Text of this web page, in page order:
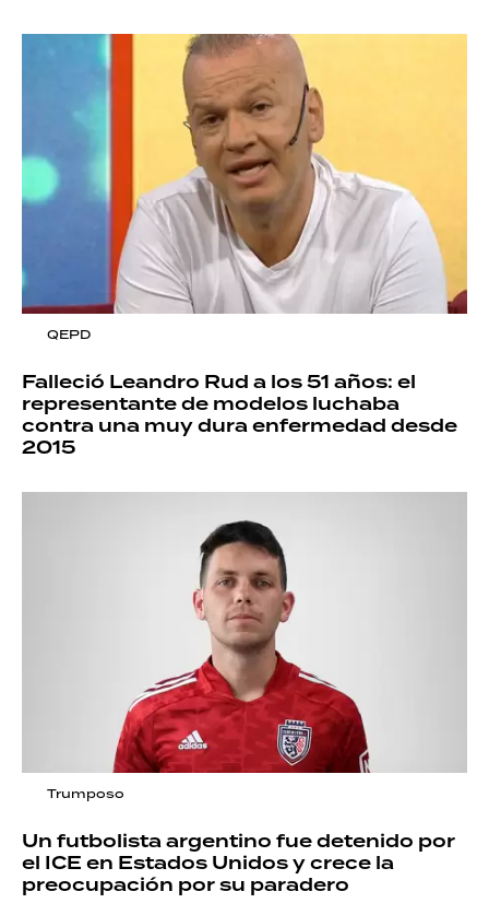
QEPD
Falleció Leandro Rud a los 51 años: el
representante de modelos luchaba
contra una muy dura enfermedad desde
2015
Trumposo
Un futbolista argentino fue detenido por
el ICE en Estados Unidos y crece la
preocupación por su paradero